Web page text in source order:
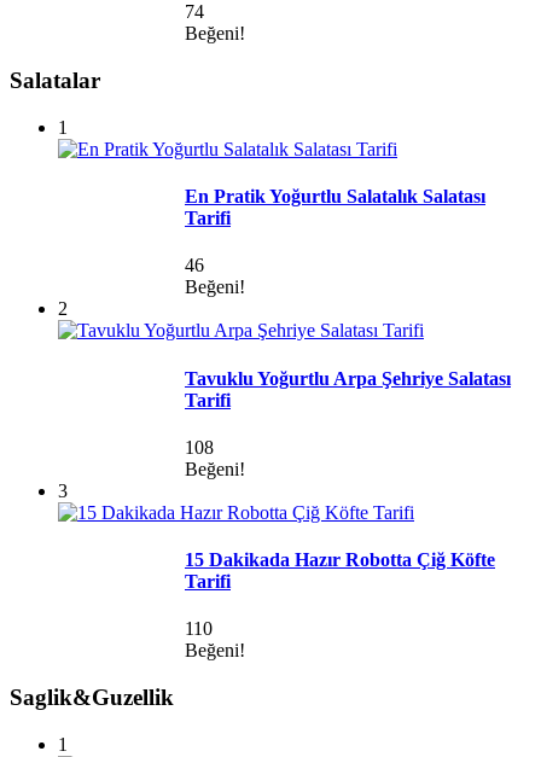
74
Beğeni!
Salatalar
1
En Pratik Yoğurtlu Salatalık Salatası
Tarifi
46
Beğeni!
2
Tavuklu Yoğurtlu Arpa Şehriye Salatası
Tarifi
108
Beğeni!
3
15 Dakikada Hazır Robotta Çiğ Köfte
Tarifi
110
Beğeni!
Saglik&Guzellik
1